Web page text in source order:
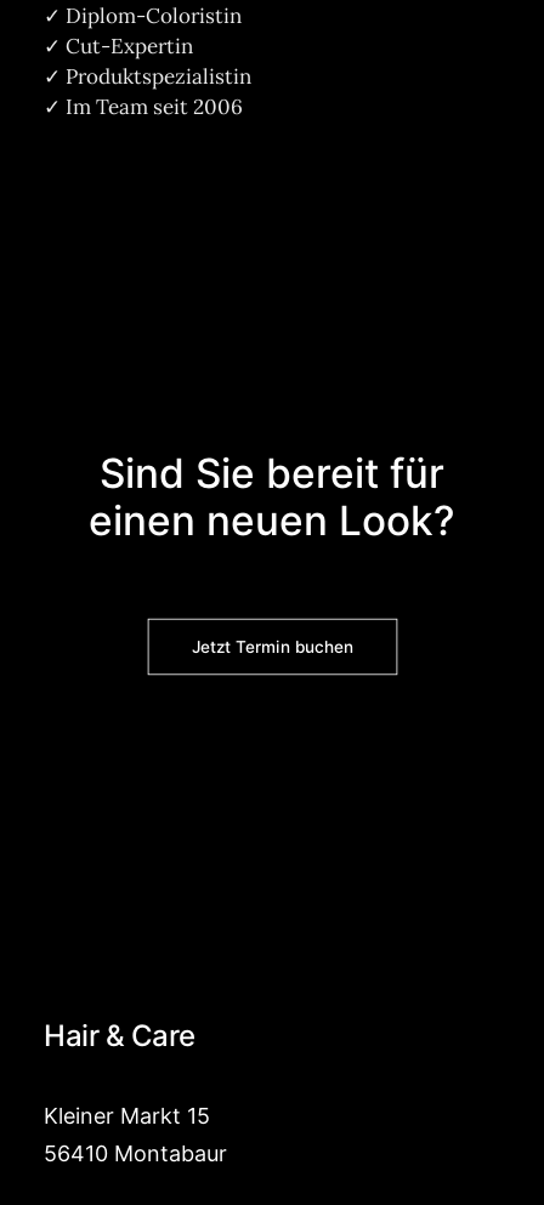
✓ Diplom-Coloristin
✓ Cut-Expertin
✓ Produktspezialistin
✓ Im Team seit 2006
Sind Sie bereit für
einen neuen Look?
Jetzt Termin buchen
Hair & Care
Kleiner Markt 15
56410 Montabaur